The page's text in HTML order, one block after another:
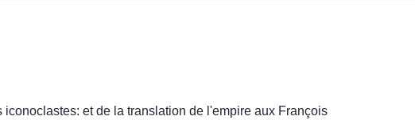
iconoclastes: et de la translation de l'empire aux François